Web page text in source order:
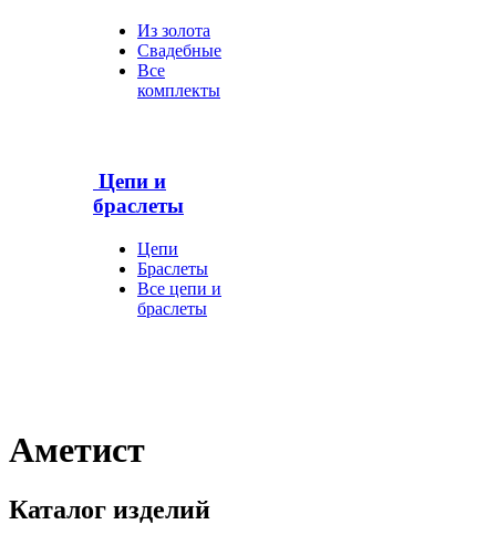
Из золота
Свадебные
Все
комплекты
Цепи и
браслеты
Цепи
Браслеты
Все цепи и
браслеты
Аметист
Каталог изделий